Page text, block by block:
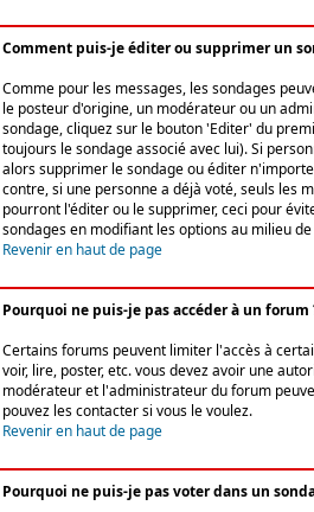
Comment puis-je éditer ou supprimer un
Comme pour les messages, les sondages
le posteur d'origine, un modérateur ou un
sondage, cliquez sur le bouton 'Editer' du
toujours le sondage associé avec lui). Si
alors supprimer le sondage ou éditer
contre, si une personne a déjà voté, seuls les
pourront l'éditer ou le supprimer, ceci pour
sondages en modifiant les options au milieu
Revenir en haut de page
Pourquoi ne puis-je pas accéder à un forum
Certains forums peuvent limiter l'accès à
voir, lire, poster, etc. vous devez avoir une
modérateur et l'administrateur du forum
pouvez les contacter si vous le voulez.
Revenir en haut de page
Pourquoi ne puis-je pas voter dans un